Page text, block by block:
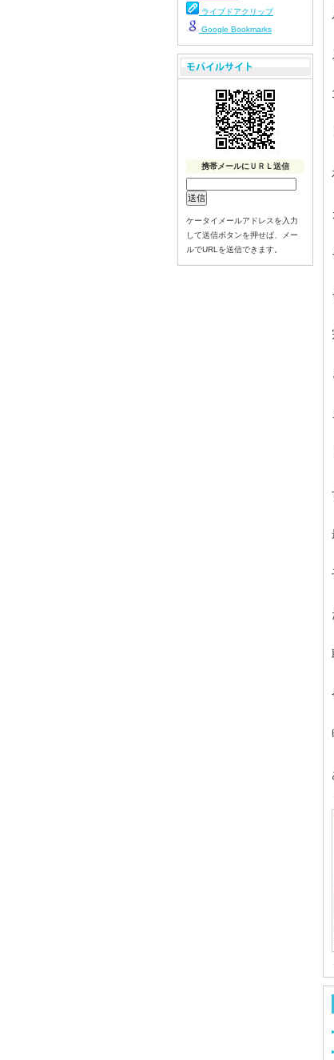
ライブドアクリップ
Google Bookmarks
携帯メールにＵＲＬ送信
ケータイメールアドレスを入力
して送信ボタンを押せば、メー
ルでURLを送信できます。